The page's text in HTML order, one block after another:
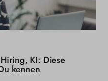
KI: Diese
kennen